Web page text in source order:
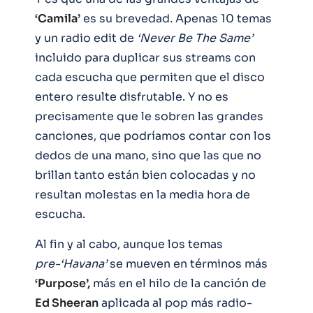
‘Camila’es su brevedad. Apenas 10 temas
y un radio edit de ‘Never Be The Same’
incluido para duplicar sus streams con
cada escucha que permiten que el disco
entero resulte disfrutable. Y no es
precisamente que le sobren las grandes
canciones, que podríamos contar con los
dedos de una mano, sino que las que no
brillan tanto están bien colocadas y no
resultan molestas en la media hora de
escucha.
Al fin y al cabo, aunque los temas
pre-‘Havana’se mueven en términos más
‘Purpose’, más en el hilo de la canción de
Ed Sheeranaplicada al pop más radio-